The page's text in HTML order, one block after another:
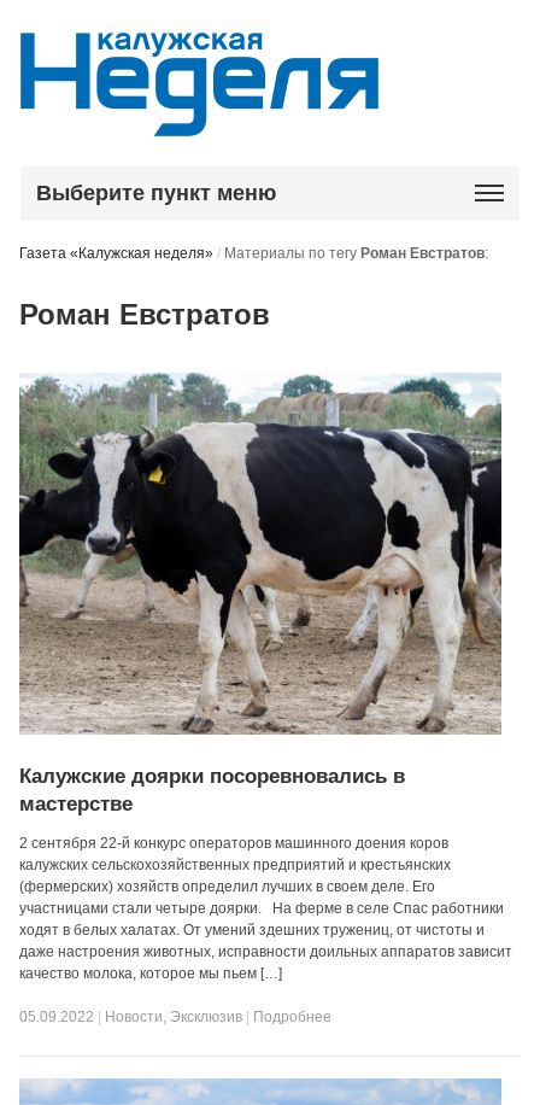
Выберите пункт меню
Газета «Калужская неделя» / Материалы по тегу Роман Евстратов:
Роман Евстратов
Калужские доярки посоревновались в
мастерстве
2 сентября 22-й конкурс операторов машинного доения коров
калужских сельскохозяйственных предприятий и крестьянских
(фермерских) хозяйств определил лучших в своем деле. Его
участницами стали четыре доярки. На ферме в селе Спас работники
ходят в белых халатах. От умений здешних тружениц, от чистоты и
даже настроения животных, исправности доильных аппаратов зависит
качество молока, которое мы пьем […]
05.09.2022 Новости, Эксклюзив Подробнее